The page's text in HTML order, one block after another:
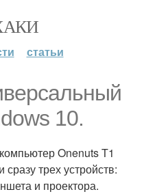
статьи
10.
Onenuts T1
трех устройств:
и проектора.